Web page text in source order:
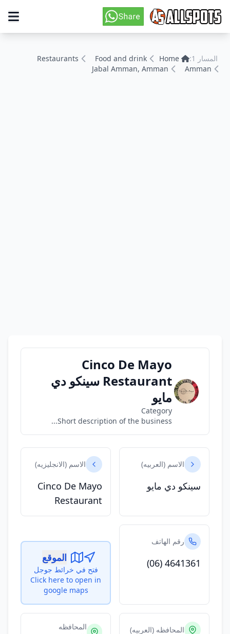
المسار 1: Home
Food and drink
Restaurants
Amman
Jabal Amman, Amman
Cinco De Mayo
Restaurant سينكو دي
مايو
Category
Short description of the business...
الاسم (العربيه)
سينكو دي مايو
الاسم (الانجليزيه)
Cinco De Mayo
Restaurant
رقم الهاتف
(06) 4641361 الموقع
فتح في خرائط جوجل
Click here to open in
google maps
المحافظه (العربيه)
المحافظه